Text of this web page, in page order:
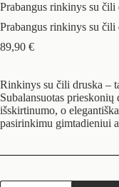
Prabangus rinkinys su čili
Prabangus rinkinys su čili
89,90 €
Rinkinys su čili druska –
Subalansuotas
išskirtinumo, o
pasirinkimu gimtadieniui